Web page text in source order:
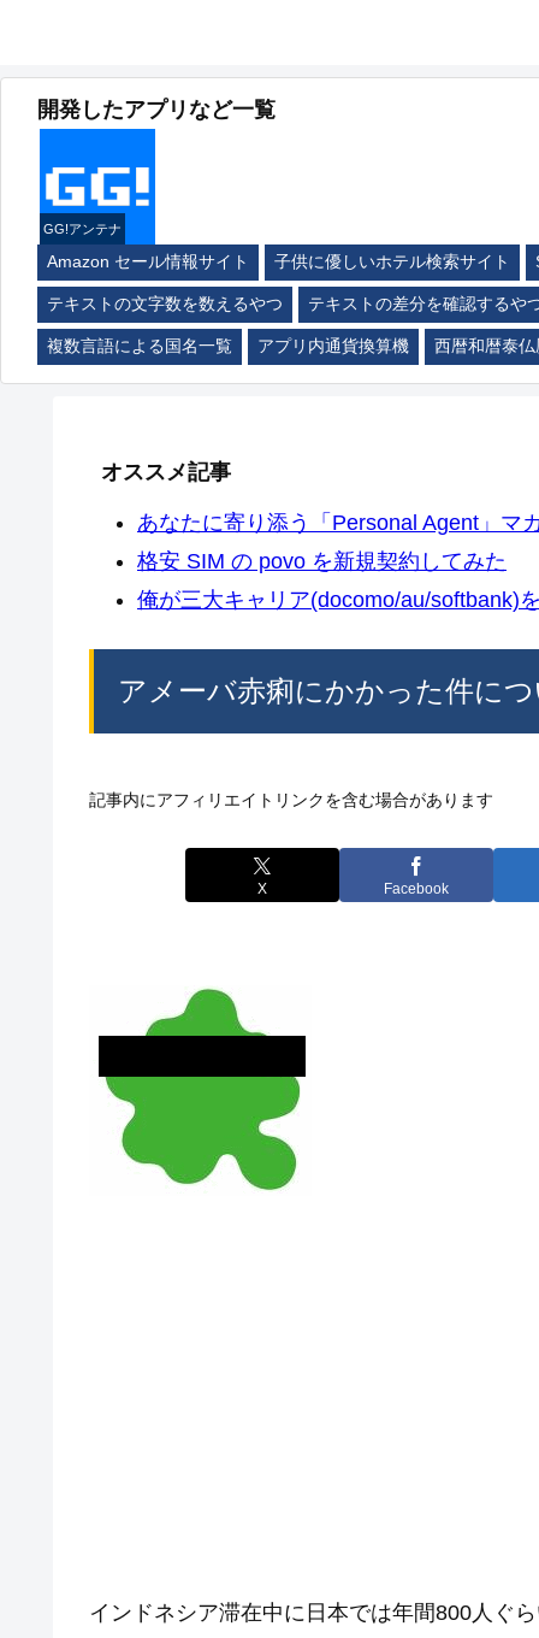
開発したアプリなど一覧
GG!アンテナ
Amazon セール情報サイト 子供に優しいホテル検索サイト
テキストの文字数を数えるやつ テキストの差分を確認するや
複数言語による国名一覧 アプリ内通貨換算機 西暦和暦泰仏
オススメ記事
あなたに寄り添う「Personal Agent」マ
格安 SIM の povo を新規契約してみた
俺が三大キャリア(docomo/au/softbank)
アメーバ赤痢にかかった件につ
記事内にアフィリエイトリンクを含む場合があります
X Facebook
インドネシア滞在中に日本では年間800人ぐ